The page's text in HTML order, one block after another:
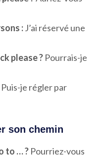
:J’ai réservé une
please ? Pourrais-je
Puis-je régler par
son chemin
to … ? Pourriez-vous